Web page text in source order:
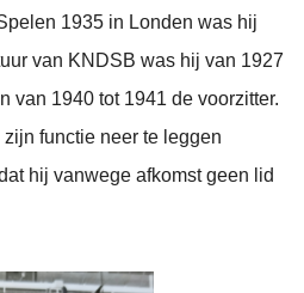
1935 in Londen was hij
van KNDSB was hij van 1927
van 1940 tot 1941 de voorzitter.
functie neer te leggen
hij vanwege afkomst geen lid